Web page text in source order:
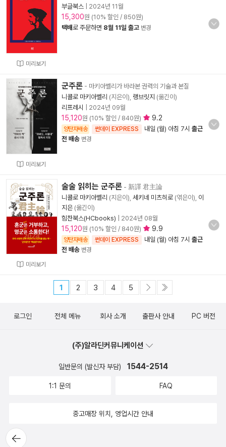
미리보기
부글북스
2024년 11월
15,300원 (10% 할인 / 850원)
택배로 주문하면 8월 11일 출고 변경
미리보기
군주론 - 마키아벨리가 바라본 권력의 기술과 본질
니콜로 마키아벨리 (지은이), 랭브릿지 (옮긴이)
리프레시
2024년 09월
15,120원 (10% 할인 / 840원) 9.2
양탄자배송 썬데이 EXPRESS 내일 (월) 아침 7시 출근
전 배송 변경
미리보기
술술 읽히는 군주론 - 新譯 君主論
니콜로 마키아벨리 (지은이), 세키네 미츠히로 (엮은이), 이
지은 (옮긴이)
힘찬북스(HCbooks)
2024년 08월
15,120원 (10% 할인 / 840원) 9.9
양탄자배송 썬데이 EXPRESS 내일 (월) 아침 7시 출근
전 배송 변경
1 2 3 4 5
뒤로가
기
로그인 전체 메뉴 회사 소개 출판사 안내 PC 버전
(주)알라딘커뮤니케이션
일반문의 (발신자 부담) 1544-2514
1:1 문의 FAQ
중고매장 위치, 영업시간 안내